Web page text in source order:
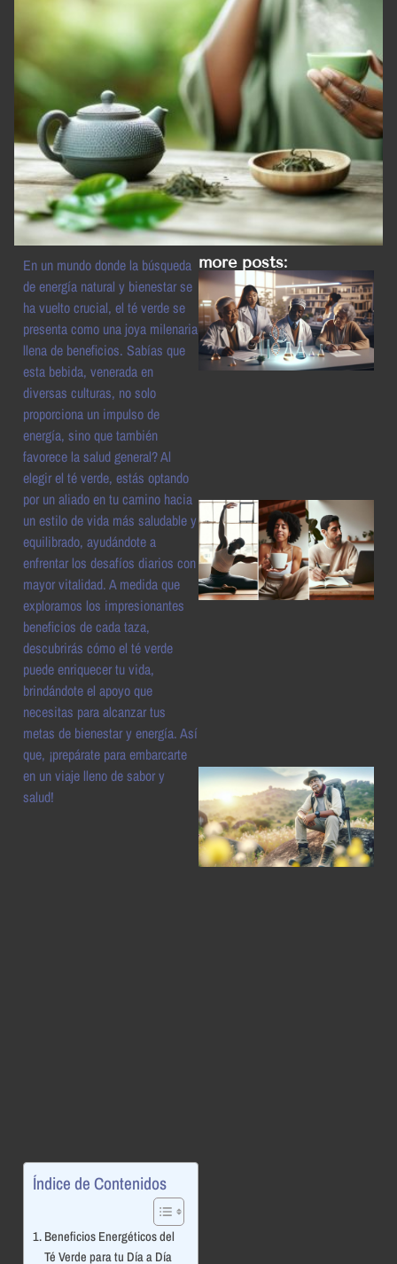
En un mundo donde la búsqueda
de energía natural y bienestar se
ha vuelto crucial, el té verde se
presenta como una joya milenaria
llena de beneficios. Sabías que
esta bebida, venerada en
diversas culturas, no solo
proporciona un impulso de
energía, sino que también
favorece la salud general? Al
elegir el té verde, estás optando
por un aliado en tu camino hacia
un estilo de vida más saludable y
equilibrado, ayudándote a
enfrentar los desafíos diarios con
mayor vitalidad. A medida que
exploramos los impresionantes
beneficios de cada taza,
descubrirás cómo el té verde
puede enriquecer tu vida,
brindándote el apoyo que
necesitas para alcanzar tus
metas de bienestar y energía. Así
que, ¡prepárate para embarcarte
en un viaje lleno de sabor y
salud!
Índice de Contenidos
Beneficios Energéticos del
Té Verde para tu Día a Día
more posts: